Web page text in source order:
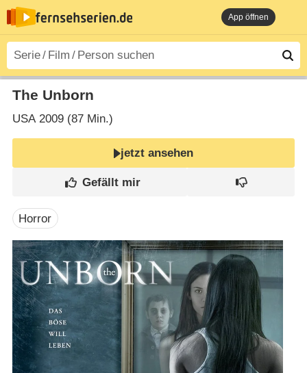
App öffnen
The Unborn
USA2009 (87 Min.)
jetzt ansehen
Horror